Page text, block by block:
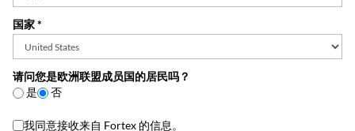
国家 *
请问您是欧洲联盟成员国的居民吗？
是
否
我同意接收来自 Fortex 的信息。